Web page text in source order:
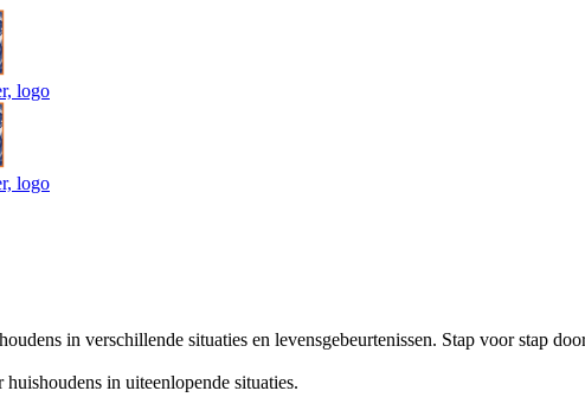
in verschillende situaties en levensgebeurtenissen. Stap voor stap
in uiteenlopende situaties.